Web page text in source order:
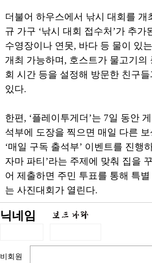
더불어 하우스에서 낚시 대회를 개
규 가구 ‘낚시 대회 접수처’가 추가
수영장이나 연못, 바다 등 물이 있
개최 가능하며, 호스트가 물고기의
회 시간 등을 설정해 방문한 친구
있다.
한편, ‘플레이투게더’는 7일 동안
석부에 도장을 찍으면 매일 다른
‘매일 구독 출석부’ 이벤트를 진행
자마 파티’라는 주제에 맞춰 집을
어 제출하면 주민 투표를 통해 특
는 사진대회가 열린다.
닉네임
비회원